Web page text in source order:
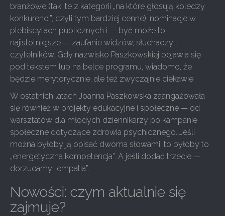
branżowe (tak, te z kategorii „na które głosują koledzy
konkurenci”, czyli tym bardziej cenne), nominacje w
plebiscytach publicznych i — być może to
najistotniejsze — zaufanie widzów, słuchaczy i
czytelników. Gdy nazwisko Paszkowskiej pojawia się
pod tekstem lub na belce programu, wiadomo, że
będzie merytorycznie, ale też zwyczajnie ciekawie.
W ostatnich latach Joanna Paszkowska zaangażowała
się również w projekty edukacyjne i społeczne — od
warsztatów dla młodych dziennikarzy po kampanie
społeczne dotyczące zdrowia psychicznego. Jeśli
można byłoby ją opisać dwoma słowami, to byłoby to
„energetyczna kompetencja”. A jeśli dodać trzecie —
dorzucamy „empatia”.
Nowości: czym aktualnie się
zajmuje?